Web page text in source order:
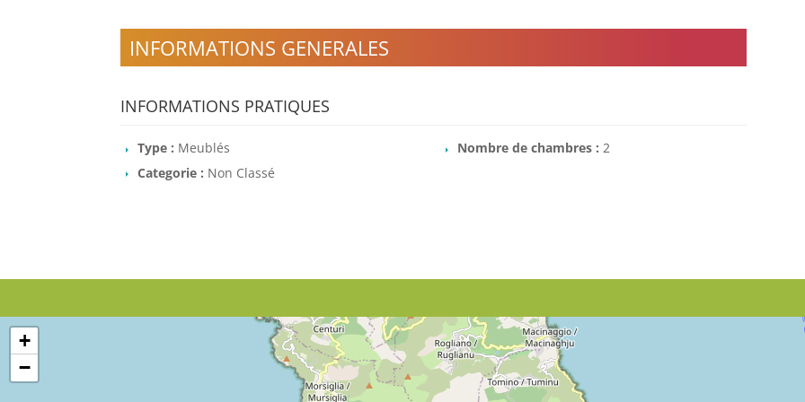
INFORMATIONS GENERALES
INFORMATIONS PRATIQUES
Type : Meublés
Categorie : Non Classé
Nombre de chambres : 2
+
−